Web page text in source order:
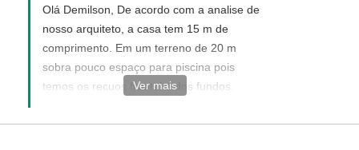
Olá Demilson, De acordo com a analise de
nosso arquiteto, a casa tem 15 m de
comprimento. Em um terreno de 20 m
sobra pouco espaço para piscina pois
temos os recuos frontal e dos fundos.
influenciará no andar superior diminuindo o
Ver mais